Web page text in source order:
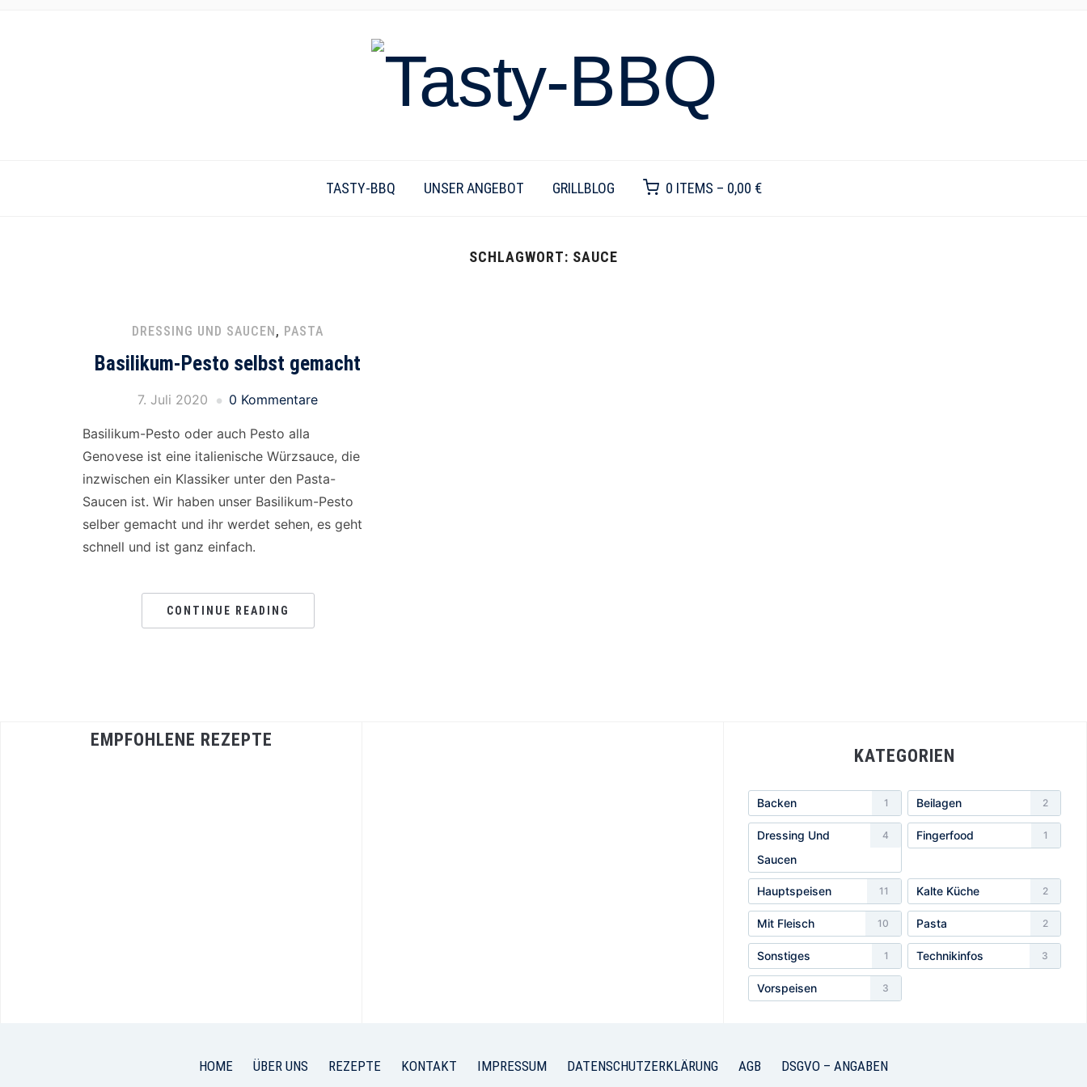
TASTY-BBQ UNSER ANGEBOT GRILLBLOG 0 ITEMS – 0,00 €
SCHLAGWORT: SAUCE
DRESSING UND SAUCEN, PASTA
Basilikum-Pesto selbst gemacht
7. Juli 2020 0 Kommentare
Basilikum-Pesto oder auch Pesto alla
Genovese ist eine italienische Würzsauce, die
inzwischen ein Klassiker unter den Pasta-
Saucen ist. Wir haben unser Basilikum-Pesto
selber gemacht und ihr werdet sehen, es geht
schnell und ist ganz einfach.
CONTINUE READING
EMPFOHLENE REZEPTE
KATEGORIEN
Backen 1 Beilagen 2
Dressing Und
Saucen
4 Fingerfood 1
Hauptspeisen 11 Kalte Küche 2
Mit Fleisch 10 Pasta 2
Sonstiges 1 Technikinfos 3
Vorspeisen 3
HOME ÜBER UNS REZEPTE KONTAKT IMPRESSUM DATENSCHUTZERKLÄRUNG AGB DSGVO – ANGABEN